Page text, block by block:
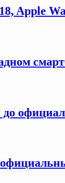
Apple